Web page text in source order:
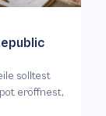
solltest
eröffnest,